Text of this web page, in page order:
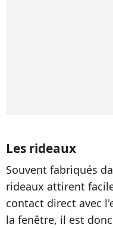
Les rideaux
Souvent fabriqués
rideaux attirent
contact direct avec
la fenêtre, il est